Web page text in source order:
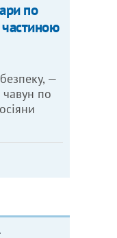
по
—
чавун по